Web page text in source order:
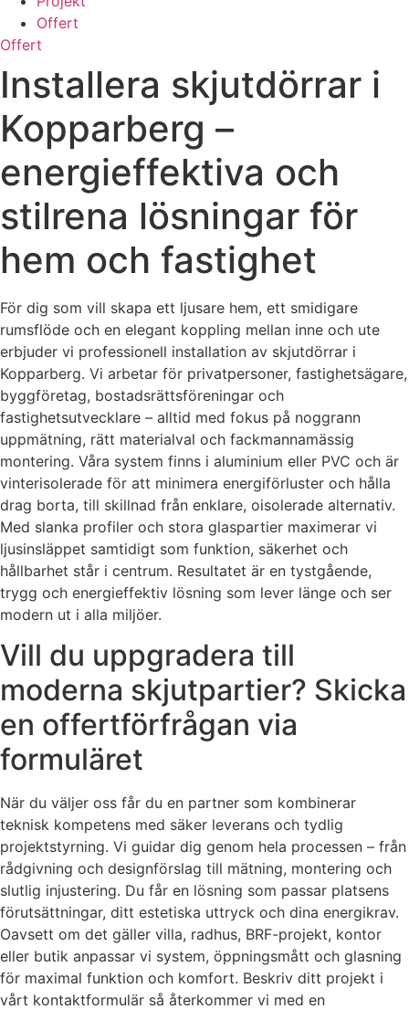
Offert
Offert
Installera skjutdörrar i
Kopparberg –
energieffektiva och
stilrena lösningar för
hem och fastighet
För dig som vill skapa ett ljusare hem, ett smidigare
rumsflöde och en elegant koppling mellan inne och ute
erbjuder vi professionell installation av skjutdörrar i
Kopparberg. Vi arbetar för privatpersoner, fastighetsägare,
byggföretag, bostadsrättsföreningar och
fastighetsutvecklare – alltid med fokus på noggrann
uppmätning, rätt materialval och fackmannamässig
montering. Våra system finns i aluminium eller PVC och är
vinterisolerade för att minimera energiförluster och hålla
drag borta, till skillnad från enklare, oisolerade alternativ.
Med slanka profiler och stora glaspartier maximerar vi
ljusinsläppet samtidigt som funktion, säkerhet och
hållbarhet står i centrum. Resultatet är en tystgående,
trygg och energieffektiv lösning som lever länge och ser
modern ut i alla miljöer.
Vill du uppgradera till
moderna skjutpartier? Skicka
en offertförfrågan via
formuläret
När du väljer oss får du en partner som kombinerar
teknisk kompetens med säker leverans och tydlig
projektstyrning. Vi guidar dig genom hela processen – från
rådgivning och designförslag till mätning, montering och
slutlig injustering. Du får en lösning som passar platsens
förutsättningar, ditt estetiska uttryck och dina energikrav.
Oavsett om det gäller villa, radhus, BRF-projekt, kontor
eller butik anpassar vi system, öppningsmått och glasning
för maximal funktion och komfort. Beskriv ditt projekt i
vårt kontaktformulär så återkommer vi med en